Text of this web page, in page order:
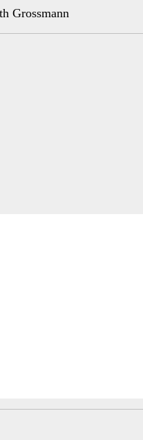
Grossmann